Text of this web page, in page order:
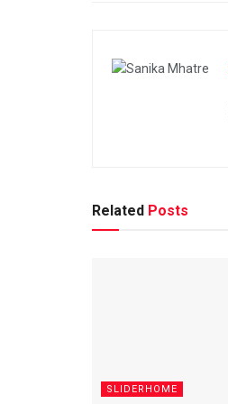
Related Posts
SLIDERHOME